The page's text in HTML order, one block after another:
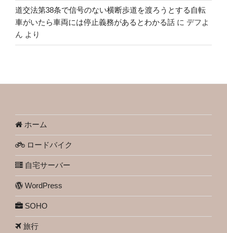
道交法第38条で信号のない横断歩道を渡ろうとする自転
車がいたら車両には停止義務があるとわかる話 に デフよ
ん より
ホーム
ロードバイク
自宅サーバー
WordPress
SOHO
旅行